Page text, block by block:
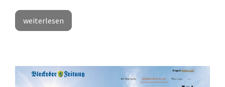
weiterlesen